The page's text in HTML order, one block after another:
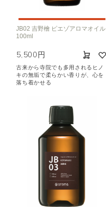
JB02 吉野檜 ピエゾアロマオイル
100ml
5,500円
古来から寺院でも多用されるヒノ
キの無垢で柔らかい香りが、心を
落ち着かせる